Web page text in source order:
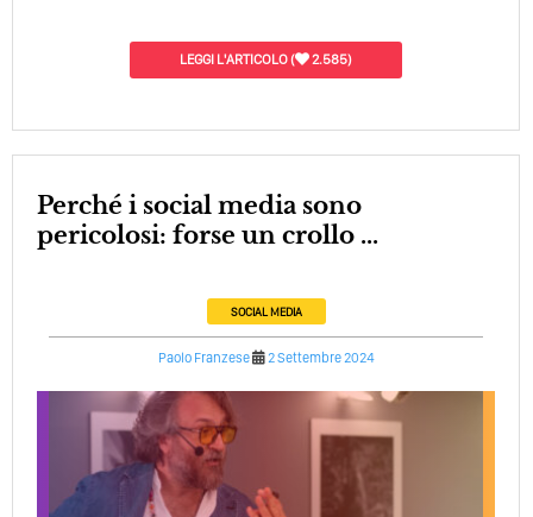
LEGGI L'ARTICOLO( 2.585)
Perché i social media sono
pericolosi: forse un crollo ...
SOCIAL MEDIA
Paolo Franzese 2 Settembre 2024